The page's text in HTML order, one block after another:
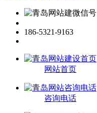
186-5321-9163
网站首页
咨询电话